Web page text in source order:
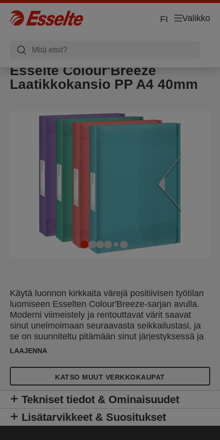
Valikko
FI
Esselte Colour'Breeze
Laatikkokansio PP A4 40mm
Käytä luonnon kirkkaita värejä positiivisen työtilan
luomiseen Esselten Colour'Breeze-sarjan avulla.
Moderni viimeistely ja rentouttavat värit saavat
sinut unelmoimaan seuraavasta seikkailustasi, ja
se on suunniteltu pitämään sinut järjestyksessä ja
motivoituneena opiskelun tai työn aikana. Esselte
laajeneva kansio, jota voidaan käyttää kansioiden,
muistiinpanojen, projektien ja muiden
Colour'Breeze-sarjan tuotteiden, kuten
kulmalukkokansioiden kuljettamiseen tai
säilyttämiseen. Sen selkämyksen leveys on 40
mm, ja siihen mahtuu jopa 350 arkkia A4-paperia
LAAJENNA
KATSO MUUT VERKKOKAUPAT
Tekniset tiedot & Ominaisuudet
Lisätarvikkeet & Suositukset